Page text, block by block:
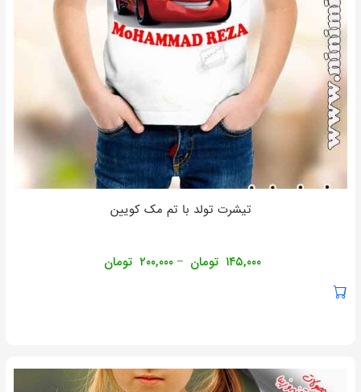
تیشرت تولد با تم مک کویین
۱۴۵,۰۰۰ تومان – ۲۰۰,۰۰۰ تومان